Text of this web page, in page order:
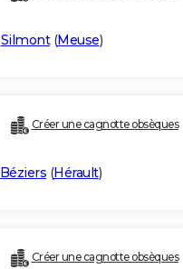
Silmont(Meuse)
Créer une cagnotte obsèques
Béziers (Hérault)
Créer une cagnotte obsèques